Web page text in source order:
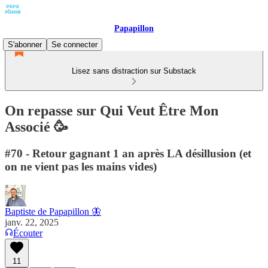
Papapillon
S'abonner
Se connecter
Lisez sans distraction sur Substack
On repasse sur Qui Veut Être Mon
Associé 🥳
#70 - Retour gagnant 1 an après LA désillusion (et
on ne vient pas les mains vides)
Baptiste de Papapillon 🦋
janv. 22, 2025
Écouter
11